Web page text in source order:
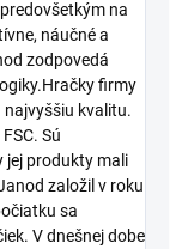
na
náučné a
zodpovedá
firmy
najvyššiu kvalitu.
Sú
jej produkty mali
založil v roku
sa
V dnešnej dobe